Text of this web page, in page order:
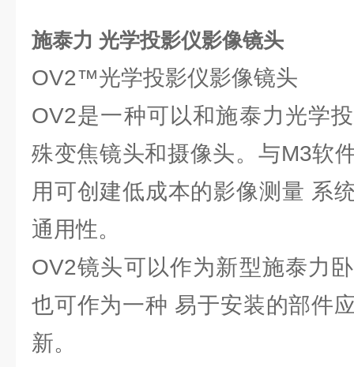
施泰力 光学投影仪影像镜头
OV2™光学投影仪影像镜头
OV2是一种可以和施泰力光学
殊变焦镜头和摄像头。与M3软
用可创建低成本的影像测量 系
通用性。
OV2镜头可以作为新型施泰力
也可作为一种 易于安装的部件
新。